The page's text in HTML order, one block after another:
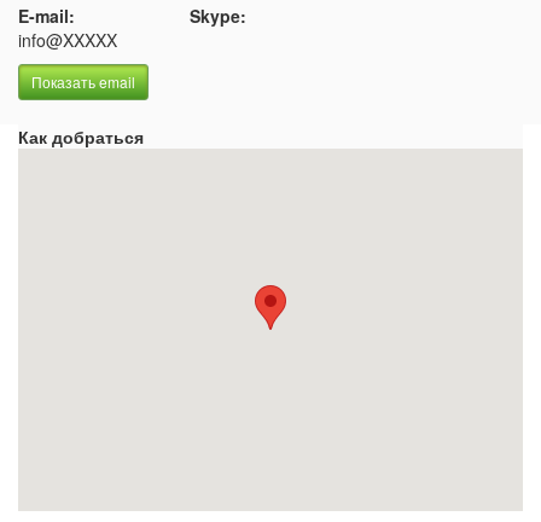
E-mail:
info@XXXXX
Показать email
Skype:
Как добраться